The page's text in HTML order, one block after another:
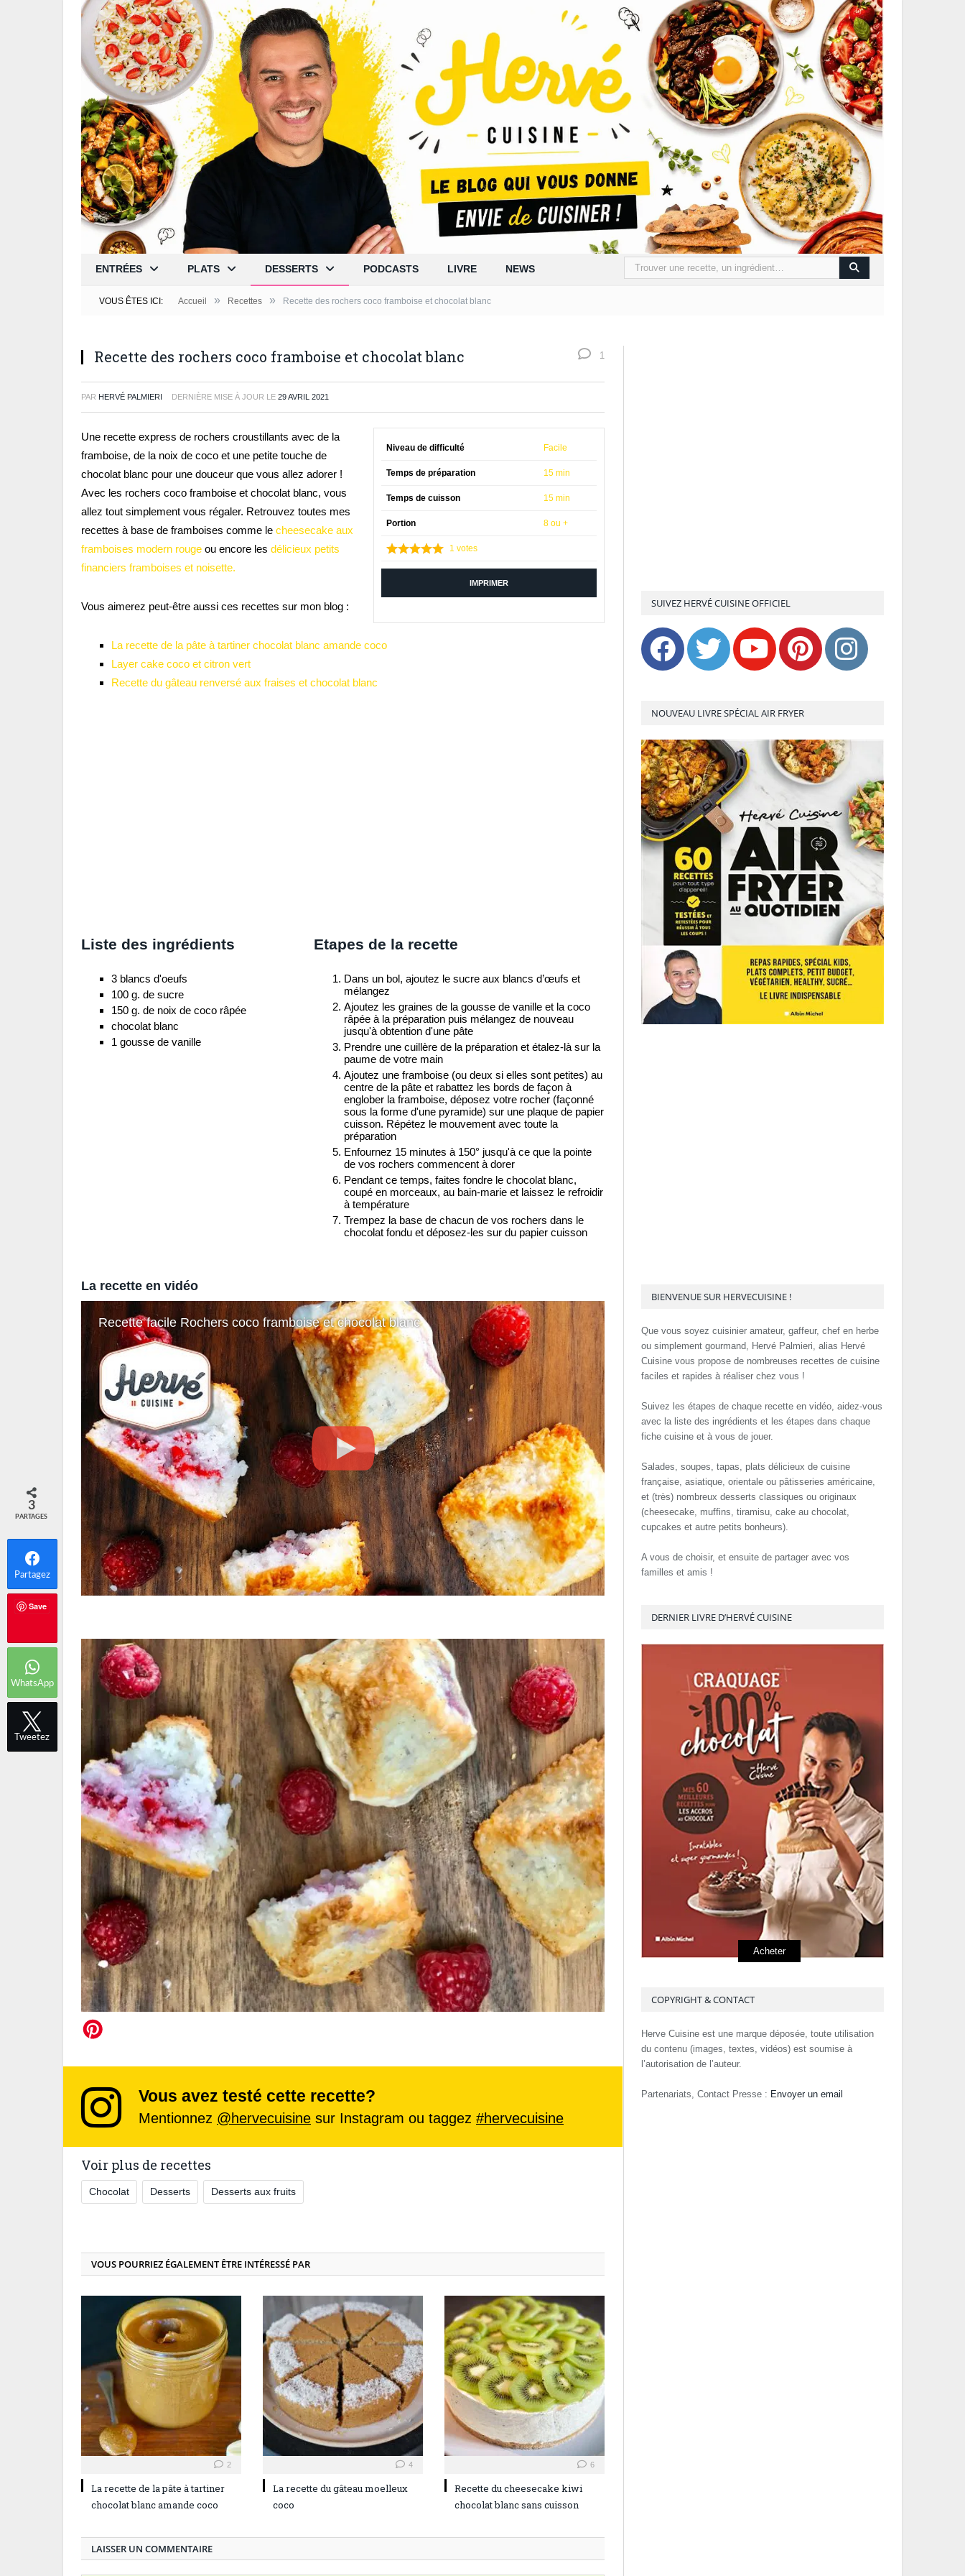
ENTRÉES PLATS DESSERTS PODCASTS LIVRE NEWS
VOUS ÊTES ICI: Accueil » Recettes » Recette des rochers coco framboise et chocolat blanc
Recette des rochers coco framboise et chocolat blanc 1
PAR HERVÉ PALMIERI DERNIÈRE MISE À JOUR LE 29 AVRIL 2021
Niveau de difficulté Facile
Temps de préparation 15 min
Temps de cuisson 15 min
Portion 8 ou +
1 votes
IMPRIMER
Une recette express de rochers croustillants avec de la
framboise, de la noix de coco et une petite touche de
chocolat blanc pour une douceur que vous allez adorer !
Avec les rochers coco framboise et chocolat blanc, vous
allez tout simplement vous régaler. Retrouvez toutes mes
recettes à base de framboises comme le cheesecake aux
framboises modern rouge ou encore les délicieux petits
financiers framboises et noisette.
Vous aimerez peut-être aussi ces recettes sur mon blog :
La recette de la pâte à tartiner chocolat blanc amande coco
Layer cake coco et citron vert
Recette du gâteau renversé aux fraises et chocolat blanc
Liste des ingrédients
3 blancs d'oeufs
100 g. de sucre
150 g. de noix de coco râpée
chocolat blanc
1 gousse de vanille
Etapes de la recette
Dans un bol, ajoutez le sucre aux blancs d’œufs et
mélangez
Ajoutez les graines de la gousse de vanille et la coco
râpée à la préparation puis mélangez de nouveau
jusqu'à obtention d'une pâte
Prendre une cuillère de la préparation et étalez-là sur la
paume de votre main
Ajoutez une framboise (ou deux si elles sont petites) au
centre de la pâte et rabattez les bords de façon à
englober la framboise, déposez votre rocher (façonné
sous la forme d'une pyramide) sur une plaque de papier
cuisson. Répétez le mouvement avec toute la
préparation
Enfournez 15 minutes à 150° jusqu'à ce que la pointe
de vos rochers commencent à dorer
Pendant ce temps, faites fondre le chocolat blanc,
coupé en morceaux, au bain-marie et laissez le refroidir
à température
Trempez la base de chacun de vos rochers dans le
chocolat fondu et déposez-les sur du papier cuisson
La recette en vidéo
Recette facile Rochers coco framboise et chocolat blanc
Vous avez testé cette recette?
Mentionnez @hervecuisine sur Instagram ou taggez #hervecuisine
Voir plus de recettes
Chocolat Desserts Desserts aux fruits
VOUS POURRIEZ ÉGALEMENT ÊTRE INTÉRESSÉ PAR
2
La recette de la pâte à tartiner
chocolat blanc amande coco
4
La recette du gâteau moelleux
coco
6
Recette du cheesecake kiwi
chocolat blanc sans cuisson
LAISSER UN COMMENTAIRE
SUIVEZ HERVÉ CUISINE OFFICIEL
NOUVEAU LIVRE SPÉCIAL AIR FRYER
BIENVENUE SUR HERVECUISINE !
Que vous soyez cuisinier amateur, gaffeur, chef en herbe
ou simplement gourmand, Hervé Palmieri, alias Hervé
Cuisine vous propose de nombreuses recettes de cuisine
faciles et rapides à réaliser chez vous !
Suivez les étapes de chaque recette en vidéo, aidez-vous
avec la liste des ingrédients et les étapes dans chaque
fiche cuisine et à vous de jouer.
Salades, soupes, tapas, plats délicieux de cuisine
française, asiatique, orientale ou pâtisseries américaine,
et (très) nombreux desserts classiques ou originaux
(cheesecake, muffins, tiramisu, cake au chocolat,
cupcakes et autre petits bonheurs).
A vous de choisir, et ensuite de partager avec vos
familles et amis !
DERNIER LIVRE D’HERVÉ CUISINE
Acheter
COPYRIGHT & CONTACT
Herve Cuisine est une marque déposée, toute utilisation
du contenu (images, textes, vidéos) est soumise à
l’autorisation de l’auteur.
Partenariats, Contact Presse : Envoyer un email
3
PARTAGES
Partagez
Save
WhatsApp
Tweetez